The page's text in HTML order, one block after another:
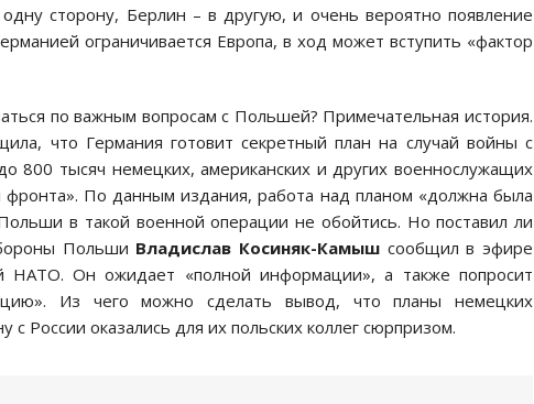
сторону, Берлин – в другую, и очень вероятно появление
ограничивается Европа, в ход может вступить «фактор
по важным вопросам с Польшей? Примечательная история.
что Германия готовит секретный план на случай войны с
800 тысяч немецких, американских и других военнослужащих
По данным издания, работа над планом «должна была
в такой военной операции не обойтись. Но поставил ли
Польши Владислав Косиняк-Камыш сообщил в эфире
НАТО. Он ожидает «полной информации», а также попросит
Из чего можно сделать вывод, что планы немецких
России оказались для их польских коллег сюрпризом.